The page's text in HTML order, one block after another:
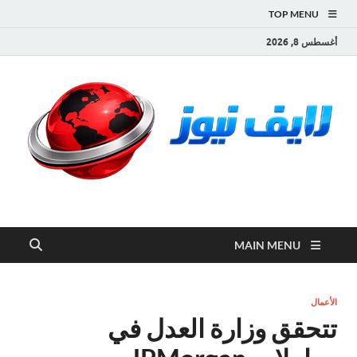
TOP MENU
أغسطس 8, 2026
لايف نيوز
MAIN MENU
الأعمال
تتحقق وزارة العدل في